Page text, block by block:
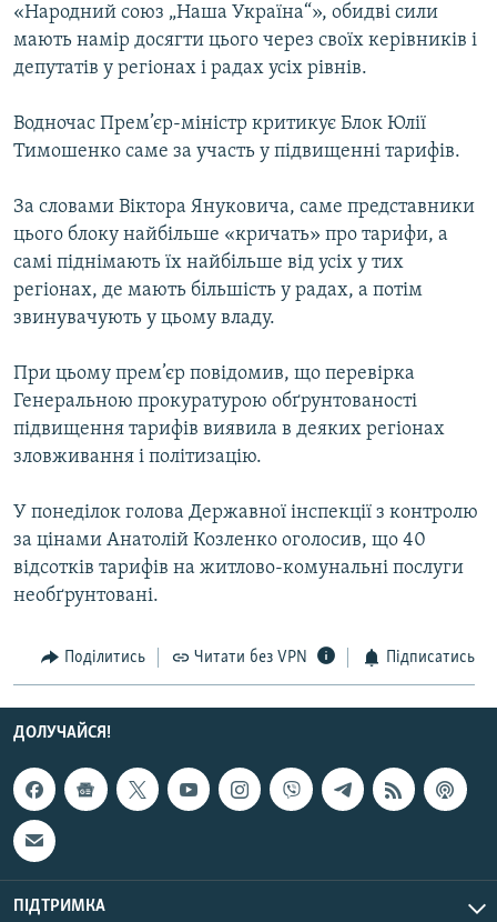
СПЕЦПРОЄКТИ
ПОДКАСТИ
КРИМ РЕАЛІЇ
РУС
УКР
КТАТ
ДОЛУЧАЙСЯ!
Усі сайти RFE/RL
«Народний союз „Наша Україна“», обидві сили
мають намір досягти цього через своїх керівників і
депутатів у регіонах і радах усіх рівнів.
Водночас Прем’єр-міністр критикує Блок Юлії
Тимошенко саме за участь у підвищенні тарифів.
За словами Віктора Януковича, саме представники
цього блоку найбільше «кричать» про тарифи, а
самі піднімають їх найбільше від усіх у тих
регіонах, де мають більшість у радах, а потім
звинувачують у цьому владу.
При цьому прем’єр повідомив, що перевірка
Генеральною прокуратурою обґрунтованості
підвищення тарифів виявила в деяких регіонах
зловживання і політизацію.
У понеділок голова Державної інспекції з контролю
за цінами Анатолій Козленко оголосив, що 40
відсотків тарифів на житлово-комунальні послуги
необґрунтовані.
Поділитись Читати без VPN Підписатись
ДОЛУЧАЙСЯ!
ПІДТРИМКА